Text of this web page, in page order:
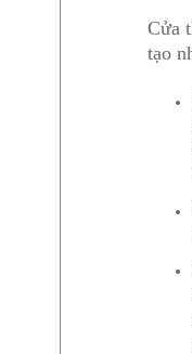
Cửa
tạo